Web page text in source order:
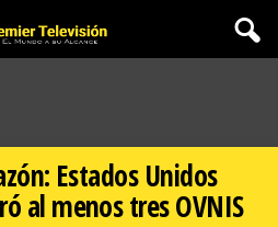
Estados Unidos
al menos tres OVNIS